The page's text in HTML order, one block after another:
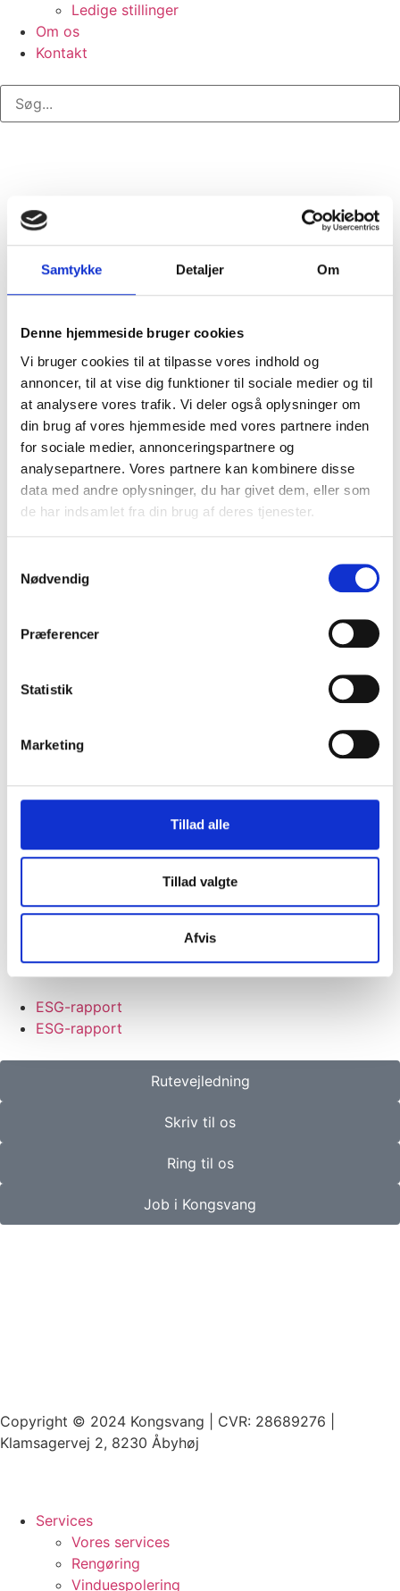
Samtykke Detaljer Om
Denne hjemmeside bruger cookies
Vi bruger cookies til at tilpasse vores indhold og
annoncer, til at vise dig funktioner til sociale medier og til
at analysere vores trafik. Vi deler også oplysninger om
din brug af vores hjemmeside med vores partnere inden
for sociale medier, annonceringspartnere og
analysepartnere. Vores partnere kan kombinere disse
data med andre oplysninger, du har givet dem, eller som
de har indsamlet fra din brug af deres tjenester.
Nødvendig
Præferencer
Statistik
Marketing
Tillad alle
Tillad valgte
Afvis
Ledige stillinger
Om os
Kontakt
Tag: 25 ås jubilæum
25 år med smil, faglighed
Vi har fornøjelsen af at fejre Thi Thu Ha Luong, der har
25-års jubilæum! Gennem årene har hun været en fast
og værdsat del af hverdagen.
Opfylder Servicenormen
GDPR
Cookie- og privatlivspolitik
Miljøpolitik
GDPR
ESG-rapport
ESG-rapport
Rutevejledning
Skriv til os
Ring til os
Job i Kongsvang
Copyright © 2024 Kongsvang | CVR: 28689276 |
Klamsagervej 2, 8230 Åbyhøj
Services
Vores services
Rengøring
Vinduespolering